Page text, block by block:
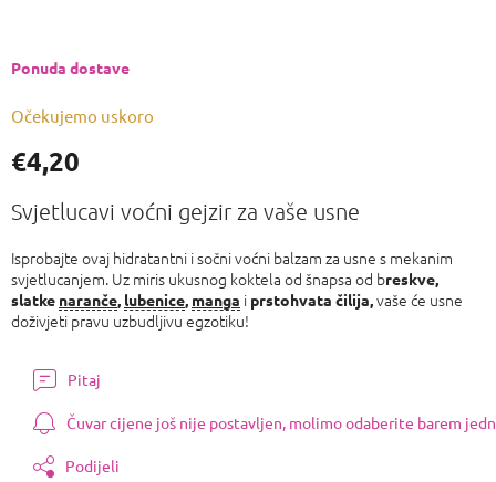
€4,20
Izmjeri
cijenu:
Očekujemo uskoro
Ponuda dostave
Svjetlucavi voćni gejzir za vaše usne
Isprobajte ovaj hidratantni i sočni voćni balzam za usne s mekanim
svjetlucanjem. Uz miris ukusnog koktela od šnapsa od breskve,
slatke naranče, lubenice, manga i prstohvata čilija,vaše će usne
doživjeti pravu uzbudljivu egzotiku!
Pitaj
Čuvar cijene još nije postavljen, molimo odaberite barem
Podijeli